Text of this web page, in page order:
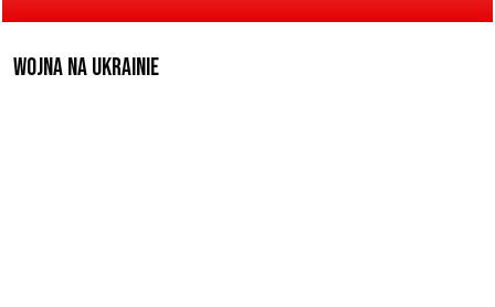
Wojna na Ukrainie